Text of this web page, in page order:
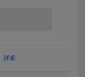
詳細